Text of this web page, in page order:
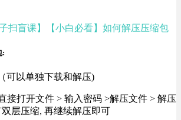
子扫盲课】【小白必看】如何解压压缩包
:
可以单独下载和解压)
接打开文件 > 输入密码 >解压文件 > 解压
层压缩, 再继续解压即可